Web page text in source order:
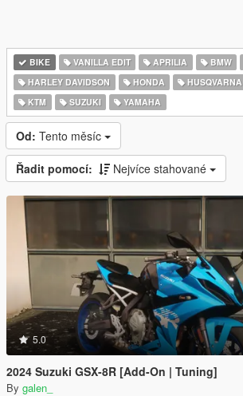
BIKE VANILLA EDIT APRILIA BMW
HARLEY DAVIDSON
HONDA HUSQVARNA
KTM
SUZUKI YAMAHA
Od: Tento měsíc
Řadit pomocí: Nejvíce stahované
5.0
2024 Suzuki GSX-8R [Add-On | Tuning]
By galen_